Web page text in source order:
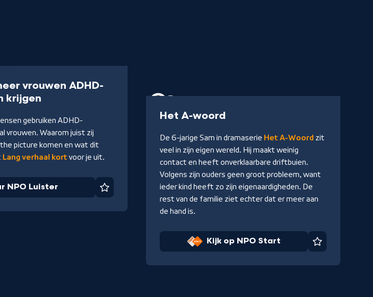
vrouwen ADHD-
krijgen
NPO
Luister
gebruiken ADHD-
vrouwen. Waarom juist zij
picture komen en wat dit
Lang verhaal kort voor je uit.
NPO Luister Favoriet
Het A-woord-
op
NPO
Start
De 6-jarige Sam in dramaserie Het A-Woord zit
veel in zijn eigen wereld. Hij maakt weinig
contact en heeft onverklaarbare driftbuien.
Volgens zijn ouders geen groot probleem, want
ieder kind heeft zo zijn eigenaardigheden. De
rest van de familie ziet echter dat er meer aan
de hand is.
Kijk op NPO Start Favoriet